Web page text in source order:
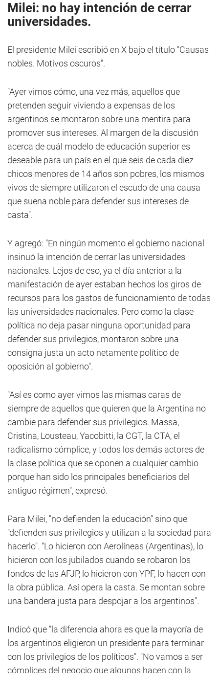
Milei: no hay intención de cerrar
universidades.
El presidente Milei escribió en X bajo el título "Causas
nobles. Motivos oscuros".
"Ayer vimos cómo, una vez más, aquellos que
pretenden seguir viviendo a expensas de los
argentinos se montaron sobre una mentira para
promover sus intereses. Al margen de la discusión
acerca de cuál modelo de educación superior es
deseable para un país en el que seis de cada diez
chicos menores de 14 años son pobres, los mismos
vivos de siempre utilizaron el escudo de una causa
que suena noble para defender sus intereses de
casta".
Y agregó: "En ningún momento el gobierno nacional
insinuó la intención de cerrar las universidades
nacionales. Lejos de eso, ya el día anterior a la
manifestación de ayer estaban hechos los giros de
recursos para los gastos de funcionamiento de todas
las universidades nacionales. Pero como la clase
política no deja pasar ninguna oportunidad para
defender sus privilegios, montaron sobre una
consigna justa un acto netamente político de
oposición al gobierno".
"Así es como ayer vimos las mismas caras de
siempre de aquellos que quieren que la Argentina no
cambie para defender sus privilegios. Massa,
Cristina, Lousteau, Yacobitti, la CGT, la CTA, el
radicalismo cómplice, y todos los demás actores de
la clase política que se oponen a cualquier cambio
porque han sido los principales beneficiarios del
antiguo régimen", expresó.
Para Milei, "no defienden la educación" sino que
"defienden sus privilegios y utilizan a la sociedad para
hacerlo". "Lo hicieron con Aerolíneas (Argentinas), lo
hicieron con los jubilados cuando se robaron los
fondos de las AFJP, lo hicieron con YPF, lo hacen con
la obra pública. Así opera la casta. Se montan sobre
una bandera justa para despojar a los argentinos".
Indicó que "la diferencia ahora es que la mayoría de
los argentinos eligieron un presidente para terminar
con los privilegios de los políticos". "No vamos a ser
cómplices del negocio que algunos hacen con la